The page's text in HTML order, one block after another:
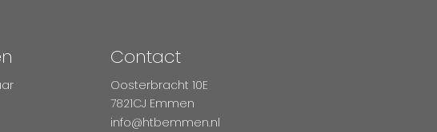
Contact
Oosterbracht 10E
7821CJ Emmen
info@htbemmen.nl